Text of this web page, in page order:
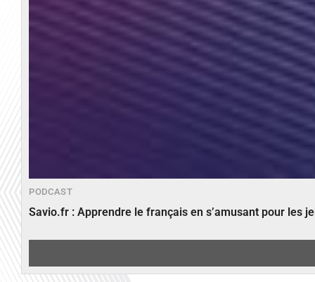
PODCAST
Savio.fr : Apprendre le français en s’amusant pour les